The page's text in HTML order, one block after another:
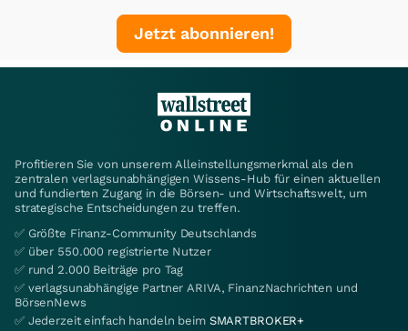
Jetzt abonnieren!
Profitieren Sie von unserem Alleinstellungsmerkmal als den
zentralen verlagsunabhängigen Wissens-Hub für einen aktuellen
und fundierten Zugang in die Börsen- und Wirtschaftswelt, um
strategische Entscheidungen zu treffen.
✅ Größte Finanz-Community Deutschlands
✅ über 550.000 registrierte Nutzer
✅ rund 2.000 Beiträge pro Tag
✅ verlagsunabhängige Partner ARIVA, FinanzNachrichten und
BörsenNews
✅ Jederzeit einfach handeln beim SMARTBROKER+